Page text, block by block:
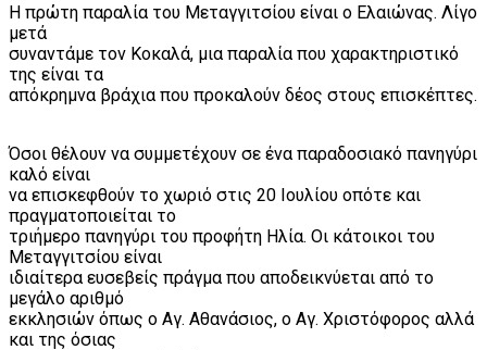
Η πρώτη παραλία του Μεταγγιτσίου είναι ο Ελαιώνας. Λίγο
μετά
συναντάμε τον Κοκαλά, μια παραλία που χαρακτηριστικό
της είναι τα
απόκρημνα βράχια που προκαλούν δέος στους επισκέπτες.
Όσοι θέλουν να συμμετέχουν σε ένα παραδοσιακό πανηγύρι
καλό είναι
να επισκεφθούν το χωριό στις 20 Ιουλίου οπότε και
πραγματοποιείται το
τριήμερο πανηγύρι του προφήτη Ηλία. Οι κάτοικοι του
Μεταγγιτσίου είναι
ιδιαίτερα ευσεβείς πράγμα που αποδεικνύεται από το
μεγάλο αριθμό
εκκλησιών όπως ο Αγ. Αθανάσιος, ο Αγ. Χριστόφορος αλλά
και της όσιας